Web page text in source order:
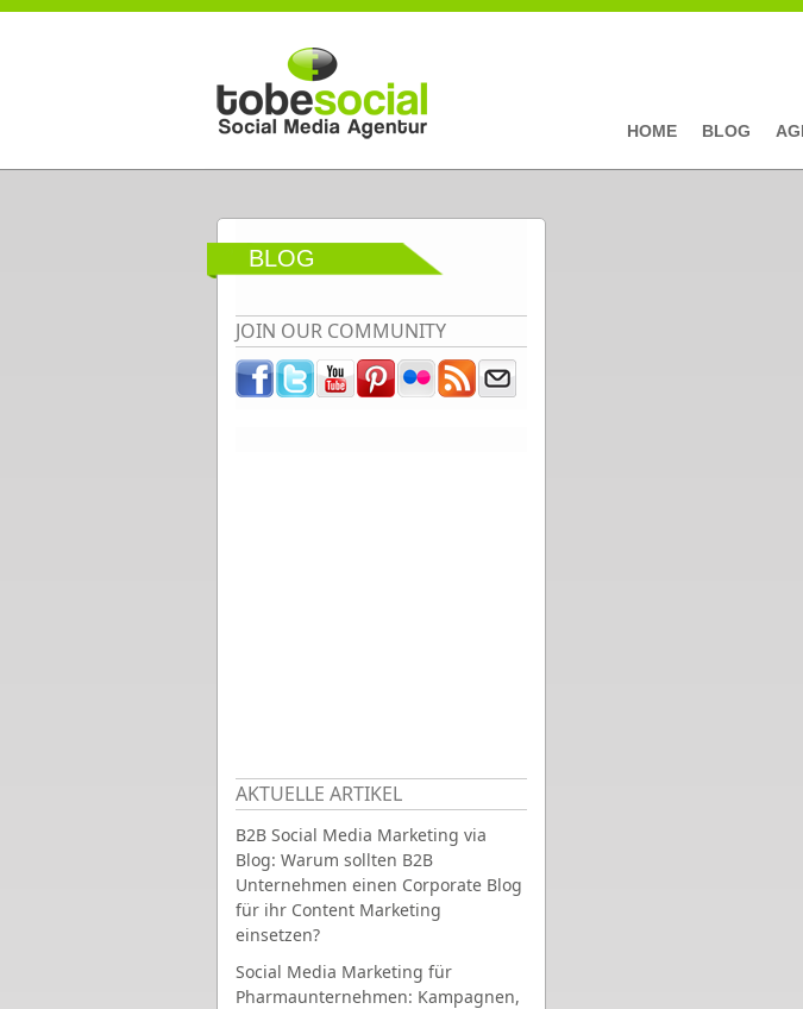
Direkt zum Inhalt
HOME BLOG
BLOG
JOIN OUR COMMUNITY
AKTUELLE ARTIKEL
B2B Social Media Marketing via
Blog: Warum sollten B2B
Unternehmen einen Corporate Blog
für ihr Content Marketing
einsetzen?
Social Media Marketing für
Pharmaunternehmen: Kampagnen,